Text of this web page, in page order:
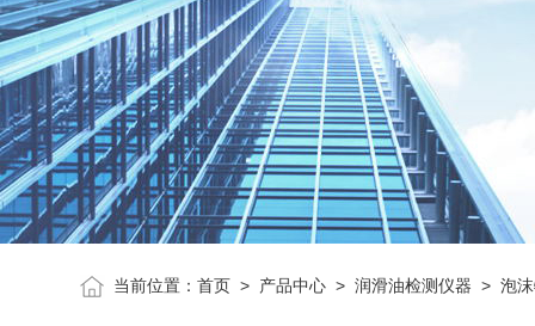
当前位置：首页 > 产品中心 >润滑油检测仪器 >泡